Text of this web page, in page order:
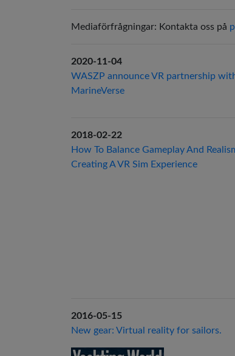
Mediaförfrågningar: Kontakta oss på
2020-11-04
WASZP announce VR partnership
MarineVerse
2018-02-22
How To Balance Gameplay And
Creating A VR Sim Experience
2016-05-15
New gear: Virtual reality for sailors.